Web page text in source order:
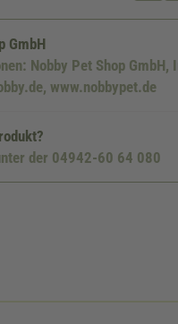
GmbH
Nobby Pet Shop GmbH,
www.nobbypet.de
der 04942-60 64 080